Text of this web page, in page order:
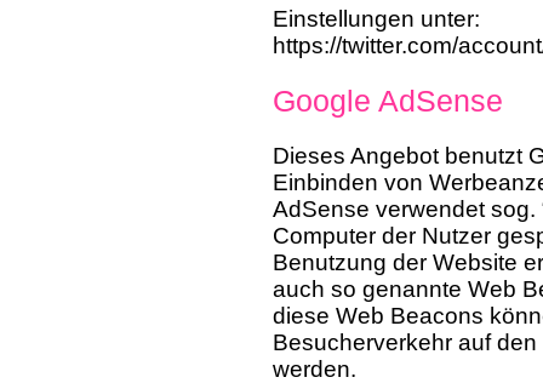
Einstellungen unter:
https://twitter.com/
Google AdSense
Dieses Angebot benutzt
Einbinden von
AdSense verwendet sog.
Computer der Nutzer
Benutzung der Website
auch so genannte Web
diese Web Beacons
Besucherverkehr auf
werden.